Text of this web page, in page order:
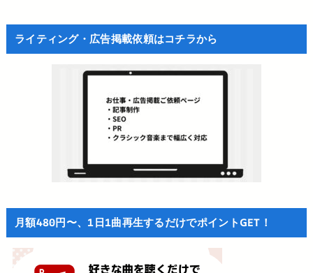
ライティング・広告掲載依頼はコチラから
月額480円〜、1日1曲再生するだけでポイントGET！